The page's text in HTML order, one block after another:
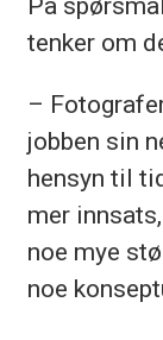
tenker om
–
jobben sin
hensyn til
mer
noe mye
noe